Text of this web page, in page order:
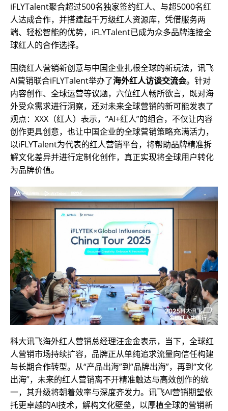
iFLYTalent聚合超过500名独家签约红人、与超5000名红
人达成合作，并搭建起千万级红人资源库，凭借服务两
端、轻松智能的优势，iFLYTalent已成为众多品牌连接全
球红人的合作选择。
围绕红人营销新创意与中国企业扎根全球的新玩法，讯飞
AI营销联合iFLYTalent举办了海外红人访谈交流会。针对
内容创作、全球运营等议题，六位红人畅所欲言，既对海
外受众需求进行洞察，还对未来全球营销的新可能发表了
观点：XXX（红人）表示，“AI+红人”的组合，不仅让内容
创作更具创意，也让中国企业的全球营销策略充满活力，
以iFLYTalent为代表的红人营销平台，将帮助品牌精准拆
解文化差异并进行定制化创作，真正实现将全球用户转化
为品牌价值。
科大讯飞海外红人营销总经理汪金金表示，当下，全球红
人营销市场持续扩容，品牌正从单纯追求流量向信任构建
与长期合作转型。从“产品出海”到“品牌出海”，再到“文化
出海”，未来的红人营销离不开精准触达与高效创作的统
一，其升级将朝着效率与深度齐发力。讯飞AI营销期望依
托更卓越的AI技术，解构文化壁垒，以厚植全球的营销新